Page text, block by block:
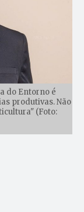
do Entorno é
produtivas. Não
(Foto: